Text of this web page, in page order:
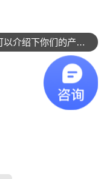
可以介绍下你们的产品么？